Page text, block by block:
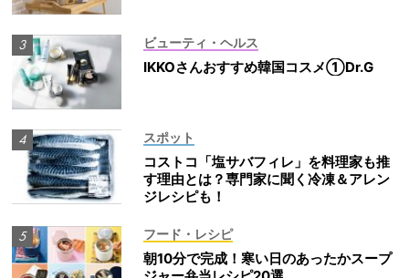
ビューティ・ヘルス
IKKOさんおすすめ韓国コスメ①Dr.G
スポット
コストコ「塩サバフィレ」を料理家も推
す理由とは？専門家に聞く冷凍＆アレン
ジレシピも！
フード・レシピ
朝10分で完成！寒い日のあったかスープ